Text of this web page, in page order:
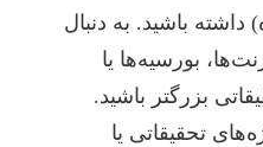
به دنبال
یا
باشید.
یا